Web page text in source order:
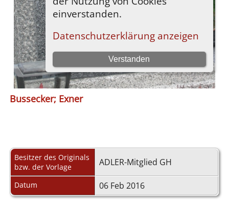
Bussecker; Exner
Besitzer des Originals
bzw. der Vorlage
ADLER-Mitglied GH
Datum 06 Feb 2016